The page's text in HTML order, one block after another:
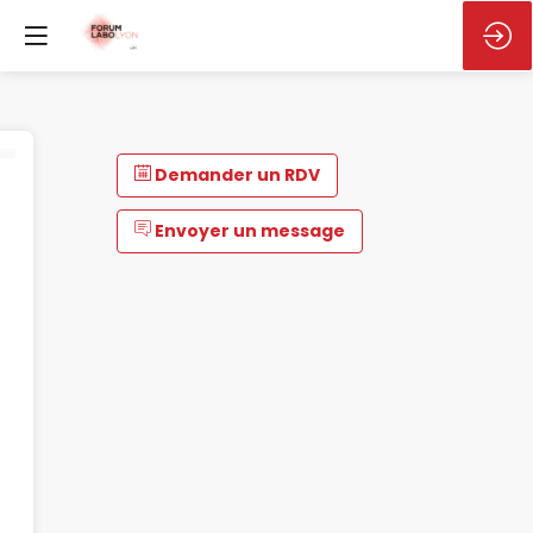
Demander un RDV
Envoyer un message